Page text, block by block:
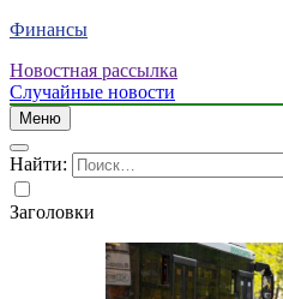
Финансы
Новостная рассылка
Случайные новости
Меню
Найти:
Заголовки